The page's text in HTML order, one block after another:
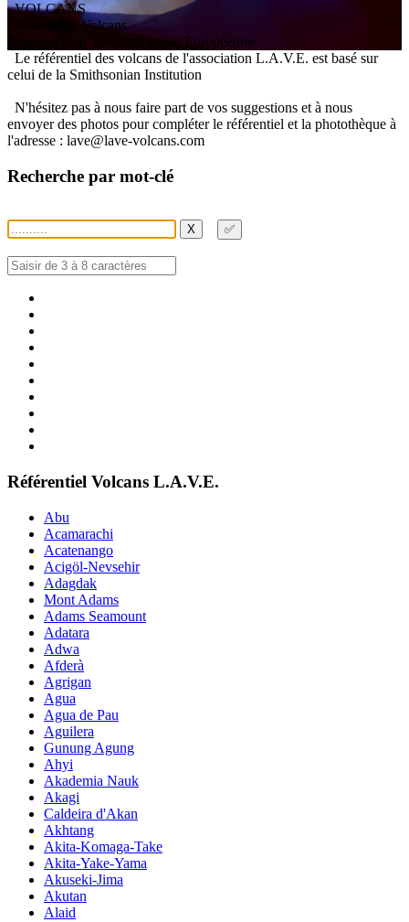
VOLCANS
/ Référentiel Volcans
ssociation V olcanologiqueEuropéenne
Le référentiel des volcans de l'association L.A.V.E. est basé sur
celui de la Smithsonian Institution
N'hésitez pas à nous faire part de vos suggestions et à nous
envoyer des photos pour compléter le référentiel et la photothèque à
l'adresse : lave@lave-volcans.com
Recherche par mot-clé
X ✅
Référentiel Volcans L.A.V.E.
Abu
Acamarachi
Acatenango
Acigöl-Nevsehir
Adagdak
Mont Adams
Adams Seamount
Adatara
Adwa
Afderà
Agrigan
Agua
Agua de Pau
Aguilera
Gunung Agung
Ahyi
Akademia Nauk
Akagi
Caldeira d'Akan
Akhtang
Akita-Komaga-Take
Akita-Yake-Yama
Akuseki-Jima
Akutan
Alaid